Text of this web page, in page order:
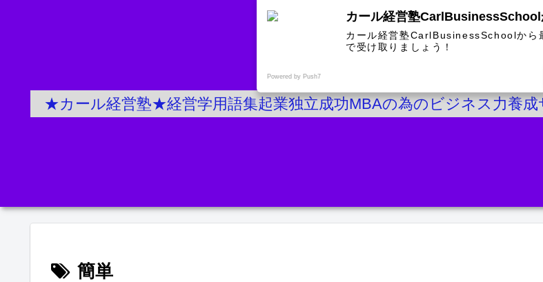
★カール経営塾★経営学用語集起業独立成功MBAの為のビジネス力養成
簡単
カール経営塾CarlBusinessSchool
カール経営塾CarlBusinessSchoolから
で受け取りましょう！
Powered by Push7